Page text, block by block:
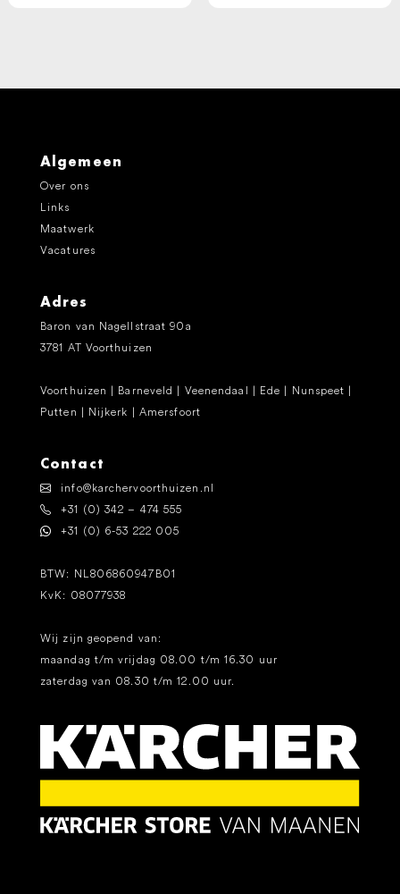
Algemeen
Over ons
Links
Maatwerk
Vacatures
Adres
Baron van Nagellstraat 90a
3781 AT Voorthuizen
Voorthuizen | Barneveld | Veenendaal | Ede | Nunspeet |
Putten | Nijkerk | Amersfoort
Contact
info@karchervoorthuizen.nl
+31 (0) 342 – 474 555
+31 (0) 6-53 222 005
BTW: NL806860947B01
KvK: 08077938
Wij zijn geopend van:
maandag t/m vrijdag 08.00 t/m 16.30 uur
zaterdag van 08.30 t/m 12.00 uur.